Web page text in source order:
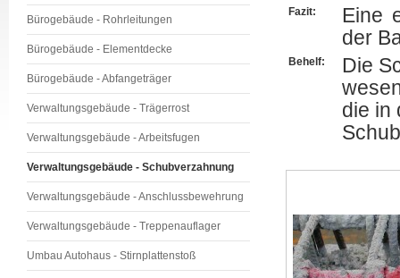
Bürogebäude - Rohrleitungen
Bürogebäude - Elementdecke
Bürogebäude - Abfangeträger
Verwaltungsgebäude - Trägerrost
Verwaltungsgebäude - Arbeitsfugen
Verwaltungsgebäude - Schubverzahnung
Verwaltungsgebäude - Anschlussbewehrung
Verwaltungsgebäude - Treppenauflager
Umbau Autohaus - Stirnplattenstoß
Fazit:
Eine
der
Behelf:
Die
die in